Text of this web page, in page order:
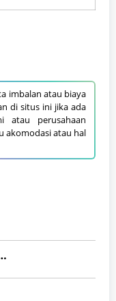
imbalan atau biaya
di situs ini jika ada
atau perusahaan
akomodasi atau hal
Technologies